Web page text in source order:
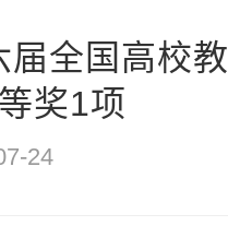
届全国高校
奖1项
24